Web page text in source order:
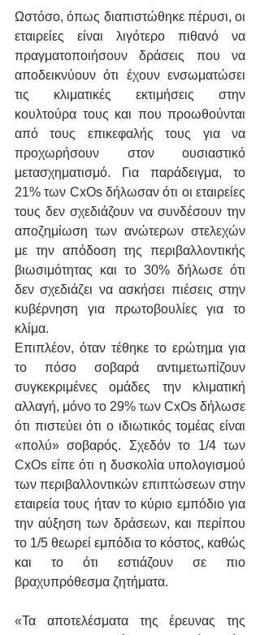
Ωστόσο, όπως διαπιστώθηκε πέρυσι, οι
εταιρείες είναι λιγότερο πιθανό να
πραγματοποιήσουν δράσεις που να
αποδεικνύουν ότι έχουν ενσωματώσει
τις κλιματικές εκτιμήσεις στην
κουλτούρα τους και που προωθούνται
από τους επικεφαλής τους για να
προχωρήσουν στον ουσιαστικό
μετασχηματισμό. Για παράδειγμα, το
21% των CxOs δήλωσαν ότι οι εταιρείες
τους δεν σχεδιάζουν να συνδέσουν την
αποζημίωση των ανώτερων στελεχών
με την απόδοση της περιβαλλοντικής
βιωσιμότητας και το 30% δήλωσε ότι
δεν σχεδιάζει να ασκήσει πιέσεις στην
κυβέρνηση για πρωτοβουλίες για το
κλίμα.
Επιπλέον, όταν τέθηκε το ερώτημα για
το πόσο σοβαρά αντιμετωπίζουν
συγκεκριμένες ομάδες την κλιματική
αλλαγή, μόνο το 29% των CxOs δήλωσε
ότι πιστεύει ότι ο ιδιωτικός τομέας είναι
«πολύ» σοβαρός. Σχεδόν το 1/4 των
CxOs είπε ότι η δυσκολία υπολογισμού
των περιβαλλοντικών επιπτώσεων στην
εταιρεία τους ήταν το κύριο εμπόδιο για
την αύξηση των δράσεων, και περίπου
το 1/5 θεωρεί εμπόδια το κόστος, καθώς
και το ότι εστιάζουν σε πιο
βραχυπρόθεσμα ζητήματα.
«Τα αποτελέσματα της έρευνας της